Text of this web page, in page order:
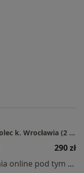
Centrum Medyczne SONOMED Smolec k. Wrocławia (2 km od FACTORY)
290 zł
Specjalista nie oferuje umawiania online pod tym adresem.